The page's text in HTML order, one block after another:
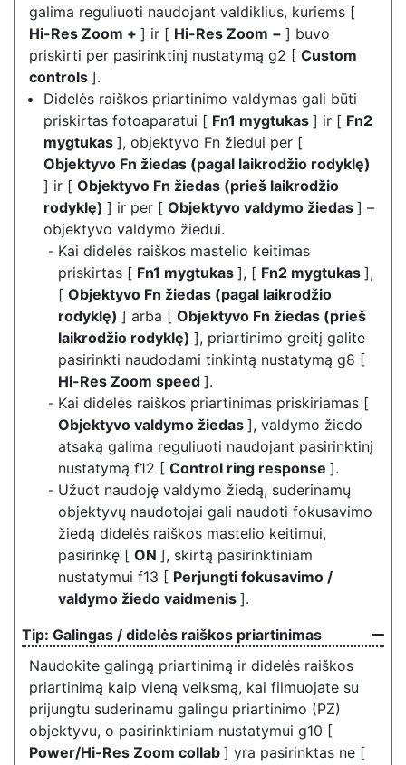
galima reguliuoti naudojant valdiklius, kuriems [
Hi-Res Zoom + ] ir [ Hi-Res Zoom − ] buvo
priskirti per pasirinktinį nustatymą g2 [ Custom
controls ].
Didelės raiškos priartinimo valdymas gali būti
priskirtas fotoaparatui [ Fn1 mygtukas ] ir [ Fn2
mygtukas ], objektyvo Fn žiedui per [
Objektyvo Fn žiedas (pagal laikrodžio rodyklę)
] ir [ Objektyvo Fn žiedas (prieš laikrodžio
rodyklę) ] ir per [ Objektyvo valdymo žiedas ] –
objektyvo valdymo žiedui.
Kai didelės raiškos mastelio keitimas
priskirtas [ Fn1 mygtukas ], [ Fn2 mygtukas ],
[ Objektyvo Fn žiedas (pagal laikrodžio
rodyklę) ] arba [ Objektyvo Fn žiedas (prieš
laikrodžio rodyklę) ], priartinimo greitį galite
pasirinkti naudodami tinkintą nustatymą g8 [
Hi-Res Zoom speed ].
Kai didelės raiškos priartinimas priskiriamas [
Objektyvo valdymo žiedas ], valdymo žiedo
atsaką galima reguliuoti naudojant pasirinktinį
nustatymą f12 [ Control ring response ].
Užuot naudoję valdymo žiedą, suderinamų
objektyvų naudotojai gali naudoti fokusavimo
žiedą didelės raiškos mastelio keitimui,
pasirinkę [ ON ], skirtą pasirinktiniam
nustatymui f13 [ Perjungti fokusavimo /
valdymo žiedo vaidmenis ].
Galingas / didelės raiškos priartinimas
Naudokite galingą priartinimą ir didelės raiškos
priartinimą kaip vieną veiksmą, kai filmuojate su
prijungtu suderinamu galingu priartinimo (PZ)
objektyvu, o pasirinktiniam nustatymui g10 [
Power/Hi-Res Zoom collab ] yra pasirinktas ne [